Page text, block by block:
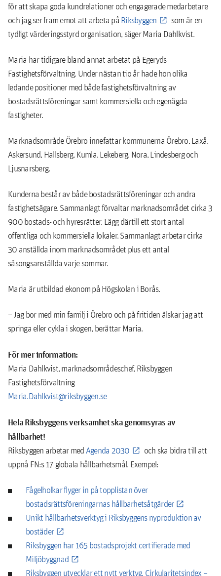
för att skapa goda kundrelationer och engagerade medarbetare
och jag ser fram emot att arbeta på Riksbyggen
som är en
tydligt värderingsstyrd organisation, säger Maria Dahlkvist.
Maria har tidigare bland annat arbetat på Egeryds
Fastighetsförvaltning. Under nästan tio år hade hon olika
ledande positioner med både fastighetsförvaltning av
bostadsrättsföreningar samt kommersiella och egenägda
fastigheter.
Marknadsområde Örebro innefattar kommunerna Örebro, Laxå,
Askersund, Hallsberg, Kumla, Lekeberg, Nora, Lindesberg och
Ljusnarsberg.
Kunderna består av både bostadsrättsföreningar och andra
fastighetsägare. Sammanlagt förvaltar marknadsområdet cirka 3
900 bostads- och hyresrätter. Lägg därtill ett stort antal
offentliga och kommersiella lokaler. Sammanlagt arbetar cirka
30 anställda inom marknadsområdet plus ett antal
säsongsanställda varje sommar.
Maria är utbildad ekonom på Högskolan i Borås.
– Jag bor med min familj i Örebro och på fritiden älskar jag att
springa eller cykla i skogen, berättar Maria.
För mer information:
Maria Dahlkvist, marknadsområdeschef, Riksbyggen
Fastighetsförvaltning
Maria.Dahlkvist@riksbyggen.se
Hela Riksbyggens verksamhet ska genomsyras av
hållbarhet!
Riksbyggen arbetar medAgenda 2030
och ska bidra till att
uppnå FN:s 17 globala hållbarhetsmål. Exempel:
Fågelholkar flyger in på topplistan över
bostadsrättsföreningarnas hållbarhetsåtgärder
Unikt hållbarhetsverktyg i Riksbyggens nyproduktion av
bostäder
Riksbyggen har 165 bostadsprojekt certifierade med
Miljöbyggnad
Riksbyggen utvecklar ett nytt verktyg, Cirkularitetsindex –